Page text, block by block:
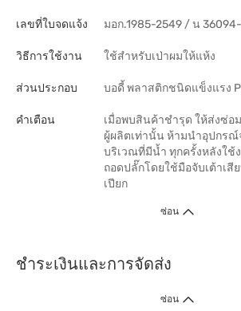
เลขที่ใบจดแจ้ง มอก.1985-2549 / น 36094-
วิธีการใช้งาน ใช้สำหรับเป่าผมให้แห้ง
ส่วนประกอบ บอดี้ พลาสติกชนิดแข็งแรง
คำเตือน
เมื่อพบสินค้าชำรุด ให้ส่งซ่
ผู้ผลิตเท่านั้น ห้ามนำอุปกรณ์
บริเวณที่มีน้ำ ทุกครั้งหลังใช้
ถอดปลั๊กโดยใช้มือจับเต้าเ
เปียก
ซ่อน
ชำระเงินและการจัดส่ง
ซ่อน